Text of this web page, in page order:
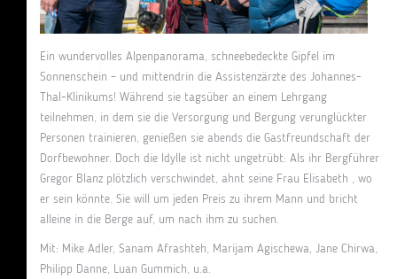
Ein wundervolles Alpenpanorama, schneebedeckte Gipfel im
Sonnenschein – und mittendrin die Assistenzärzte des Johannes-
Thal-Klinikums! Während sie tagsüber an einem Lehrgang
teilnehmen, in dem sie die Versorgung und Bergung verunglückter
Personen trainieren, genießen sie abends die Gastfreundschaft der
Dorfbewohner. Doch die Idylle ist nicht ungetrübt: Als ihr Bergführer
Gregor Blanz plötzlich verschwindet, ahnt seine Frau Elisabeth , wo
er sein könnte. Sie will um jeden Preis zu ihrem Mann und bricht
alleine in die Berge auf, um nach ihm zu suchen.
Mit: Mike Adler, Sanam Afrashteh, Marijam Agischewa, Jane Chirwa,
Philipp Danne, Luan Gummich, u.a.